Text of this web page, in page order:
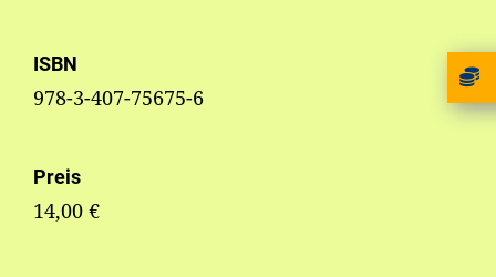
ISBN
978-3-407-75675-6
Preis
14,00 €